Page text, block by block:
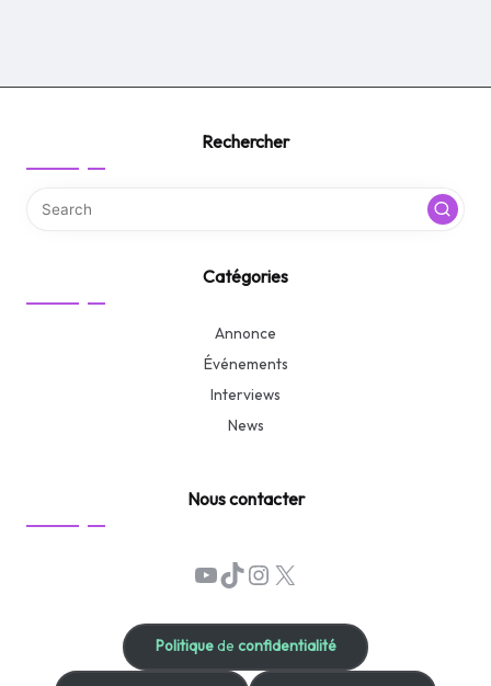
Rechercher
Catégories
Annonce
Événements
Interviews
News
Nous contacter
YouTube
TikTok
Instagram
X
Politiquede confidentialité